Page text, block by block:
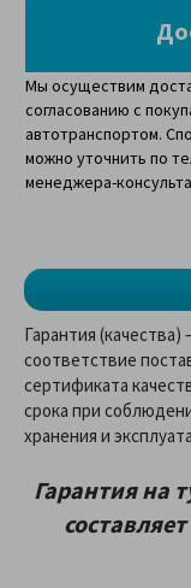
Мы осуществим
согласованию с
автотранспортом.
можно уточнить по
менеджера-
Гарантия
соответствие
сертификата
срока при
хранения и
Гарантия на